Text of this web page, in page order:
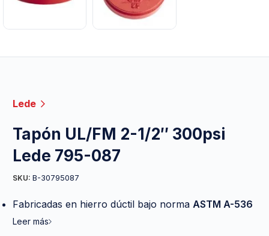
Lede
Tapón UL/FM 2-1/2″ 300psi
Lede 795-087
SKU: B-30795087
Fabricadas en hierro dúctil bajo norma ASTM A-536
Leer más